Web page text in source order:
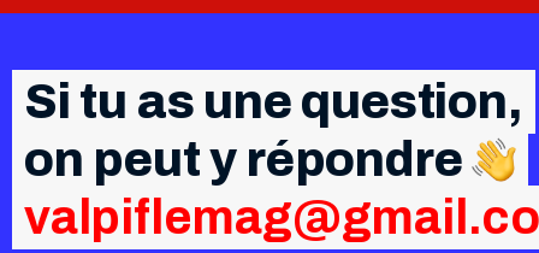
Si tu as une question,
on peut y répondre